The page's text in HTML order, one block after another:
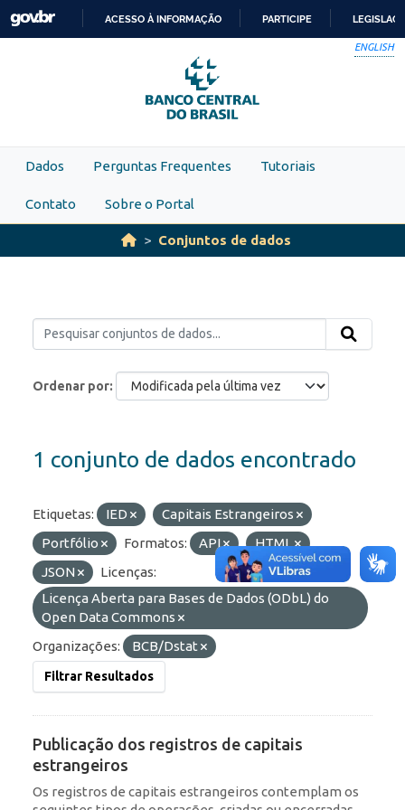
Skip to main content
PARA
O
CONTEÚDO
ACESSO À INFORMAÇÃO PARTICIPE
ENGLISH
Dados Perguntas Frequentes Tutoriais
Contato Sobre o Portal
Conjuntos de dados
Ordenar por
1 conjunto de dados encontrado
Etiquetas: IED
Capitais Estrangeiros
Portfólio
Formatos: API
HTML
JSON
Licenças:
Licença Aberta para Bases de Dados (ODbL) do
Open Data Commons
Organizações:
BCB/Dstat
Filtrar Resultados
Publicação dos registros de capitais
estrangeiros
Os registros de capitais estrangeiros contemplam os